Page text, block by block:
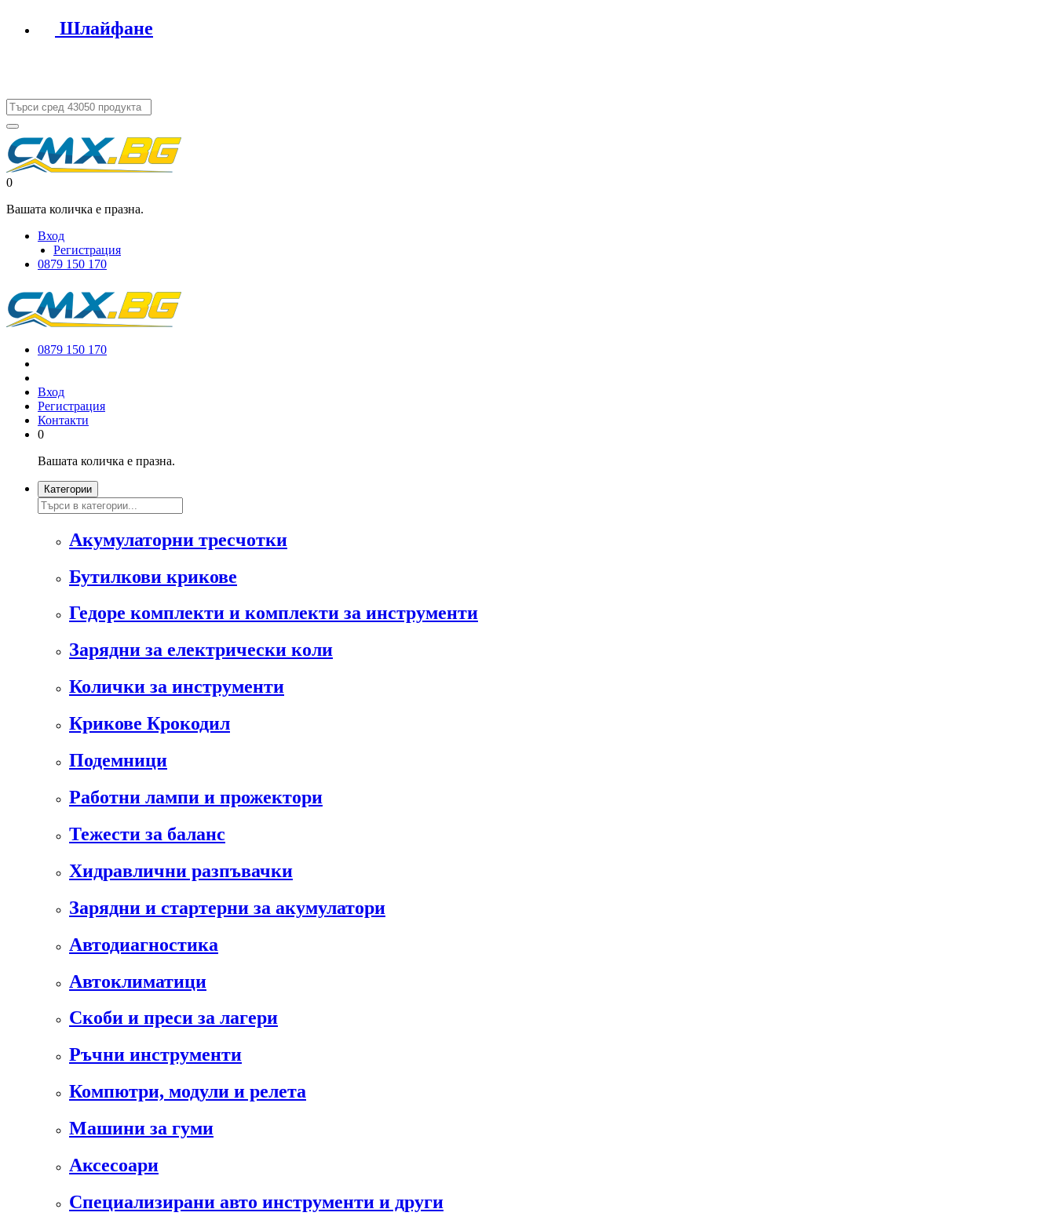
Шлайфане
0
Вашата количка е празна.
Вход
Регистрация
0879 150 170
0879 150 170
Вход
Регистрация
Контакти
0
Вашата количка е празна.
Категории
Акумулаторни тресчотки
Бутилкови крикове
Гедоре комплекти и комплекти за инструменти
Зарядни за електрически коли
Колички за инструменти
Крикове Крокодил
Подемници
Работни лампи и прожектори
Тежести за баланс
Хидравлични разпъвачки
Зарядни и стартерни за акумулатори
Автодиагностика
Автоклиматици
Скоби и преси за лагери
Ръчни инструменти
Компютри, модули и релета
Машини за гуми
Аксесоари
Специализирани авто инструменти и други